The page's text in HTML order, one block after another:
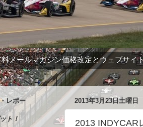
料メールマガジン価格改定とウェブサイ
2013年3月23日土曜日
2013
レポー
ト！